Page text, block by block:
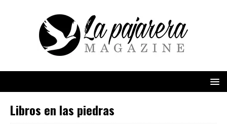
Libros en las piedras